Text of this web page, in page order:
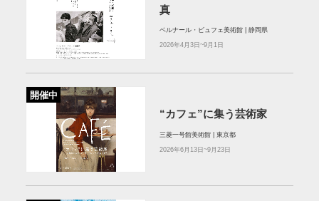
真
ベルナール・ビュフェ美術館 | 静岡県
2026年4月3日~9月1日
開催中
“カフェ”に集う芸術家
三菱一号館美術館 | 東京都
2026年6月13日~9月23日